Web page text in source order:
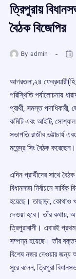
ত্রিপুরায়
বৈঠক বিজেপির
By admin
আগরতলা,২৪
পরিস্থিতি পর্যালোচনায়
প্রার্থী, সমস্ত পদাধিকারী,
কমিটি এবং আইটি, সোশ্যাল
সভাপতি রাজীব ভট্টাচার্য
মহেন্দ্র সিং বৈঠক করেছেন।
এদিন প্রার্থীদের সাথে
বিধানসভা নির্বাচনে
হয়েছে। তাছাড়া, কোথাও
দেওয়া হবে। তাঁর কথায়,
ত্রিপুরাবাসী। এবারই প্রথম
সম্পন্ন হয়েছে। তাঁর
বিশেষ নজর দেওয়ার জন্য
সুরে বলেন, ত্রিপুরা